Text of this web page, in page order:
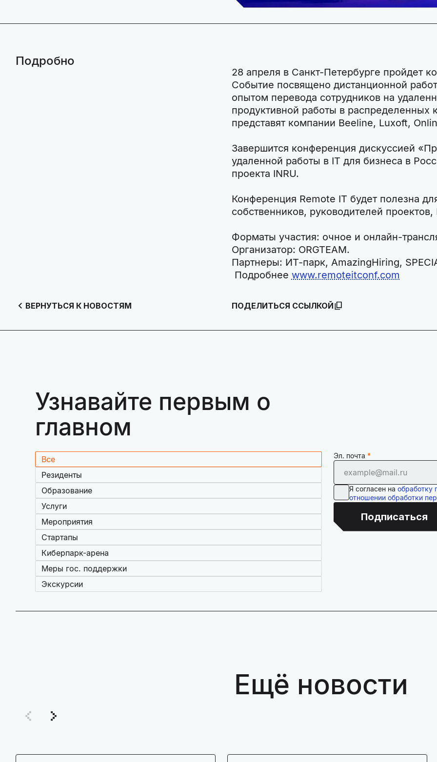
Подробно
28 апреля в Санкт-Петербурге пройдет
Событие посвящено дистанционной
опытом перевода сотрудников на
продуктивной работы в распределенных
представят компании Beeline, Luxoft,
Завершится конференция дискуссией
удаленной работы в IT для бизнеса в
проекта INRU.
Конференция Remote IT будет полезна
собственников, руководителей
Форматы участия: очное и онлайн-
Организатор: ORGTEAM.
Партнеры: ИТ-парк, AmazingHiring,
Подробнее www.remoteitconf.com
ВЕРНУТЬСЯ К НОВОСТЯМ ПОДЕЛИТЬСЯ ССЫЛКОЙ
Узнавайте первым о
главном
Все
Резиденты
Образование
Услуги
Мероприятия
Стартапы
Киберпарк-арена
Меры гос. поддержки
Экскурсии
Эл. почта
Я согласен на обработку
отношении обработки
Подписаться
Ещё новости